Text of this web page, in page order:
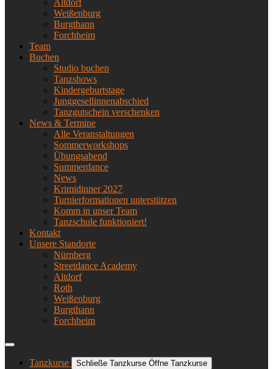
Altdorf
Weißenburg
Burgthann
Forchheim
Team
Buchen
Studio buchen
Tanzshows
Kindergeburtstage
Junggesellinnenabschied
Tanzgutschein verschenken
News & Termine
Alle Veranstaltungen
Sommerworkshops
Übungsabend
Summerdance
News
Krimidinner 2027
Turnierformationen unterstützen
Komm in unser Team
Tanzschule funktioniert!
Kontakt
Unsere Standorte
Nürnberg
Streetdance Academy
Altdorf
Roth
Weißenburg
Burgthann
Forchheim
Tanzkurse Schließe Tanzkurse Öffne Tanzkurse